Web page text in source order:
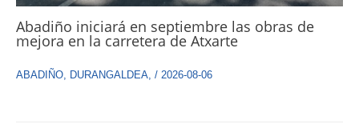
Abadiño iniciará en septiembre las obras de
mejora en la carretera de Atxarte
ABADIÑO DURANGALDEA / 2026-08-06